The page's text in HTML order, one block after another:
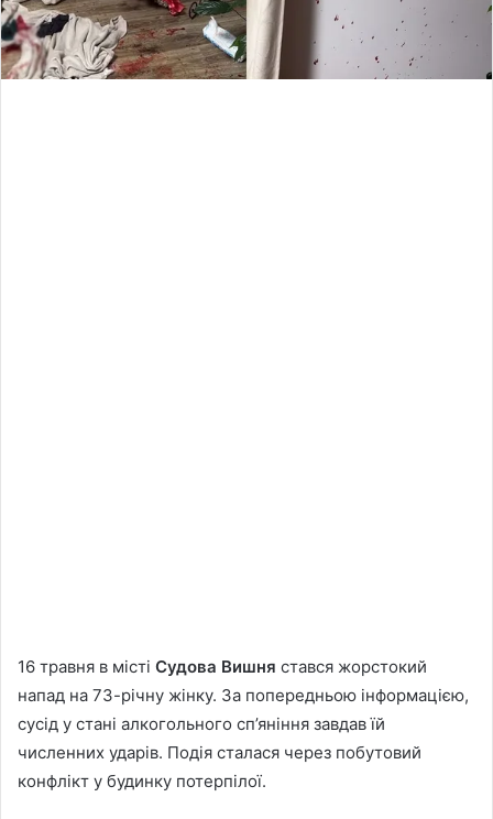
16 травня в місті Судова Вишня стався жорстокий
напад на 73-річну жінку. За попередньою інформацією,
сусід у стані алкогольного сп’яніння завдав їй
численних ударів. Подія сталася через побутовий
конфлікт у будинку потерпілої.